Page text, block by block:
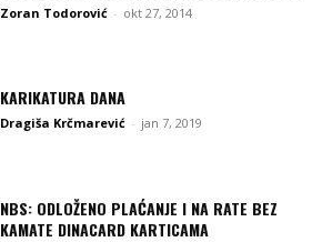
Zoran Todorović - okt 27, 2014
KARIKATURA DANA
Dragiša Krčmarević - jan 7, 2019
NBS: ODLOŽENO PLAĆANJE I NA RATE BEZ
KAMATE DINACARD KARTICAMA